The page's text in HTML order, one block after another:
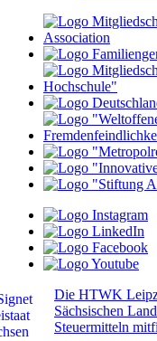
Die HTWK
Sächsischen
Steuermitteln